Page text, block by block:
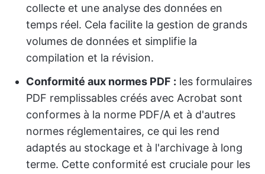
collecte et une analyse des données en
temps réel. Cela facilite la gestion de grands
volumes de données et simplifie la
compilation et la révision.
Conformité aux normes PDF : les formulaires
PDF remplissables créés avec Acrobat sont
conformes à la norme PDF/A et à d'autres
normes réglementaires, ce qui les rend
adaptés au stockage et à l'archivage à long
terme. Cette conformité est cruciale pour les